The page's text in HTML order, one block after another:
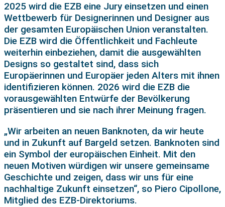
2025 wird die EZB eine Jury einsetzen und einen
Wettbewerb für Designerinnen und Designer aus
der gesamten Europäischen Union veranstalten.
Die EZB wird die Öffentlichkeit und Fachleute
weiterhin einbeziehen, damit die ausgewählten
Designs so gestaltet sind, dass sich
Europäerinnen und Europäer jeden Alters mit ihnen
identifizieren können. 2026 wird die EZB die
vorausgewählten Entwürfe der Bevölkerung
präsentieren und sie nach ihrer Meinung fragen.
„Wir arbeiten an neuen Banknoten, da wir heute
und in Zukunft auf Bargeld setzen. Banknoten sind
ein Symbol der europäischen Einheit. Mit den
neuen Motiven würdigen wir unsere gemeinsame
Geschichte und zeigen, dass wir uns für eine
nachhaltige Zukunft einsetzen“, so Piero Cipollone,
Mitglied des EZB-Direktoriums.